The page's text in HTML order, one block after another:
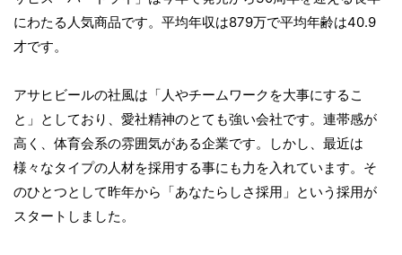
にわたる人気商品です。平均年収は879万で平均年齢は40.9
才です。
アサヒビールの社風は「人やチームワークを大事にするこ
と」としており、愛社精神のとても強い会社です。連帯感が
高く、体育会系の雰囲気がある企業です。しかし、最近は
様々なタイプの人材を採用する事にも力を入れています。そ
のひとつとして昨年から「あなたらしさ採用」という採用が
スタートしました。